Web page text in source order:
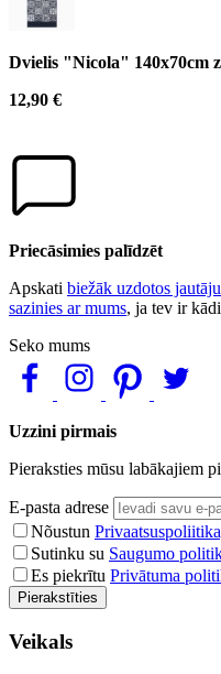
Dvielis "Nicola" 140x70cm
12,90 €
Priecāsimies palīdzēt
Apskati biežāk uzdotos
sazinies ar mums, ja tev ir
Seko mums
Uzzini pirmais
Pieraksties mūsu labākajiem
E-pasta adrese
Nõustun
Sutinku su Saugumo
Es piekrītu Privātuma
Pierakstīties
Veikals